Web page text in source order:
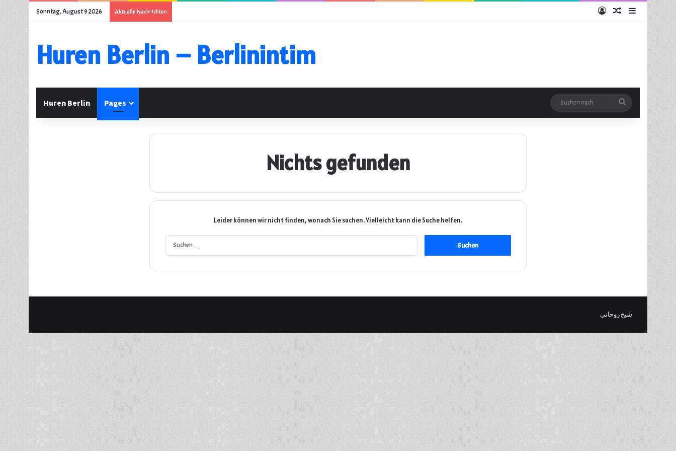
Sonntag, August 9 2026 Aktuelle Nachrichten AnmeldenZufälliger Artikel
Sidebar
Huren Berlin – Berlinintim
Huren Berlin Pages
Suchen
nach
Nichts gefunden
Leider können wir nicht finden, wonach Sie suchen. Vielleicht kann die Suche helfen.
شيخ روحاني